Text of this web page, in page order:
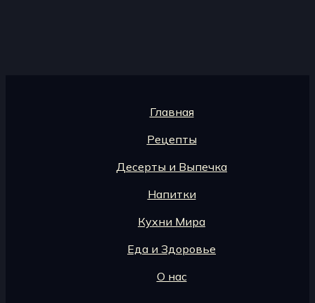
Главная
Рецепты
Десерты и Выпечка
Напитки
Кухни Мира
Еда и Здоровье
О нас